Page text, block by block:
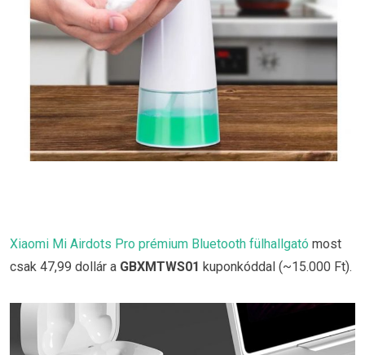
Xiaomi Mi Airdots Pro prémium Bluetooth fülhallgató most
csak 47,99 dollár a GBXMTWS01 kuponkóddal (~15.000 Ft).